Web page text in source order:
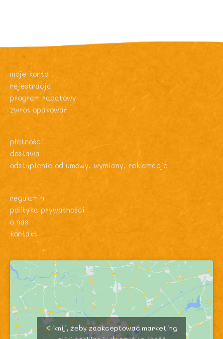
moje konto
rejestracja
program rabatowy
zwrot opakowań
płatności
dostawa
odstąpienie od umowy, wymiany, reklamacje
regulamin
polityka prywatności
o nas
kontakt
Kliknij, żeby zaakceptować marketing